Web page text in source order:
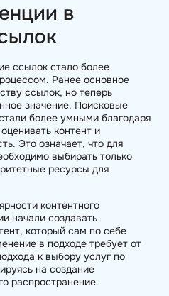
в
ссылок стало более
Ранее основное
ссылок, но теперь
значение. Поисковые
более умными благодаря
контент и
Это означает, что для
выбирать только
ресурсы для
контентного
начали создавать
который сам по себе
в подходе требует от
к выбору услуг по
на создание
распространение.